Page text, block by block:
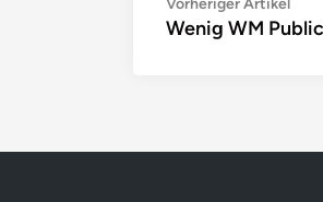
Vorheriger Artikel
Wenig WM